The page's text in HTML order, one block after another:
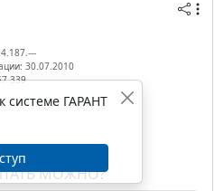
30.07.2010
339
МОЖНО?
системе ГАРАНТ